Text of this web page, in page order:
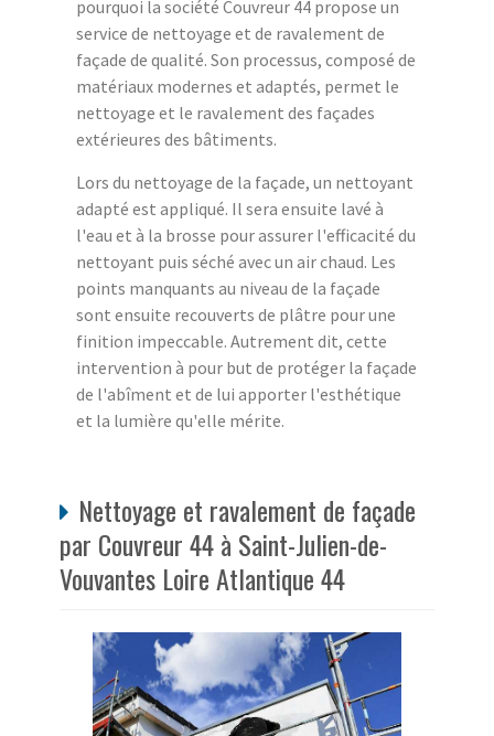
pourquoi la société Couvreur 44 propose un
service de nettoyage et de ravalement de
façade de qualité. Son processus, composé de
matériaux modernes et adaptés, permet le
nettoyage et le ravalement des façades
extérieures des bâtiments.
Lors du nettoyage de la façade, un nettoyant
adapté est appliqué. Il sera ensuite lavé à
l'eau et à la brosse pour assurer l'efficacité du
nettoyant puis séché avec un air chaud. Les
points manquants au niveau de la façade
sont ensuite recouverts de plâtre pour une
finition impeccable. Autrement dit, cette
intervention à pour but de protéger la façade
de l'abîment et de lui apporter l'esthétique
et la lumière qu'elle mérite.
Nettoyage et ravalement de façade
par Couvreur 44 à Saint-Julien-de-
Vouvantes Loire Atlantique 44